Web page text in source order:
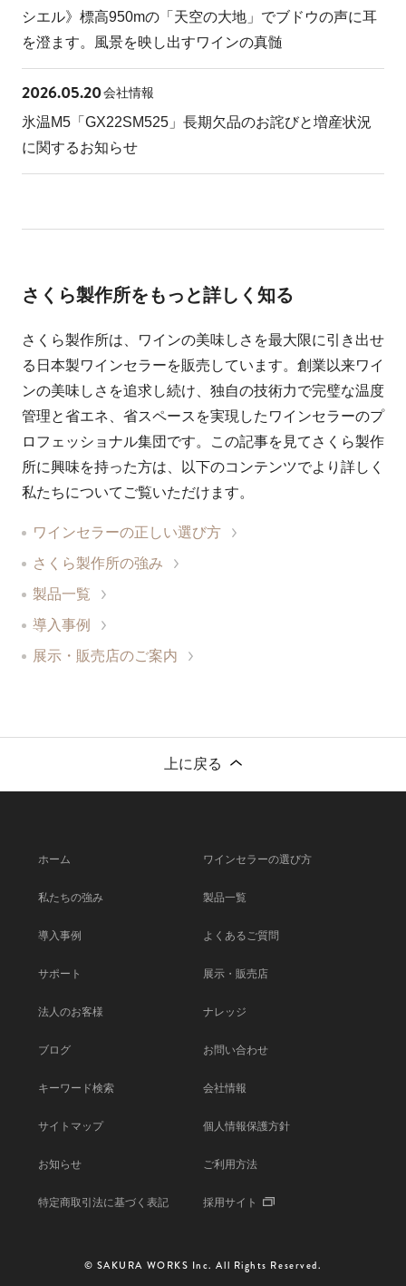
シエル》標高950mの「天空の大地」でブドウの声に耳
を澄ます。風景を映し出すワインの真髄
2026.05.20会社情報
氷温M5「GX22SM525」長期欠品のお詫びと増産状況
に関するお知らせ
さくら製作所をもっと詳しく知る
さくら製作所は、ワインの美味しさを最大限に引き出せ
る日本製ワインセラーを販売しています。創業以来ワイ
ンの美味しさを追求し続け、独自の技術力で完璧な温度
管理と省エネ、省スペースを実現したワインセラーのプ
ロフェッショナル集団です。この記事を見てさくら製作
所に興味を持った方は、以下のコンテンツでより詳しく
私たちについてご覧いただけます。
ワインセラーの正しい選び方
さくら製作所の強み
製品一覧
導入事例
展示・販売店のご案内
上に戻る
ホーム ワインセラーの選び方
私たちの強み 製品一覧
導入事例 よくあるご質問
サポート 展示・販売店
法人のお客様 ナレッジ
ブログ お問い合わせ
キーワード検索 会社情報
サイトマップ 個人情報保護方針
お知らせ ご利用方法
特定商取引法に基づく表記 採用サイト
© SAKURA WORKS Inc. All Rights Reserved.